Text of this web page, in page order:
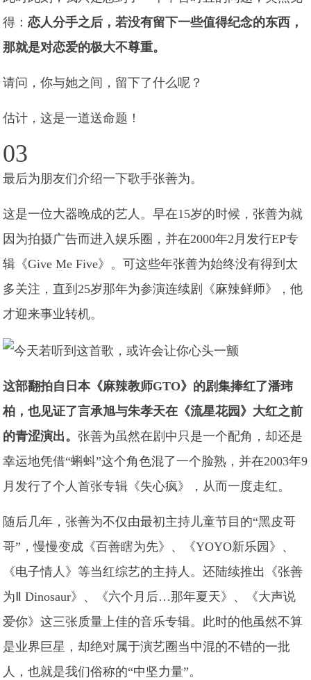
得：恋人分手之后，若没有留下一些值得纪念的东西，
那就是对恋爱的极大不尊重。
请问，你与她之间，留下了什么呢？
估计，这是一道送命题！
03
最后为朋友们介绍一下歌手张善为。
这是一位大器晚成的艺人。早在15岁的时候，张善为就
因为拍摄广告而进入娱乐圈，并在2000年2月发行EP专
辑《Give Me Five》。可这些年张善为始终没有得到太
多关注，直到25岁那年为参演连续剧《麻辣鲜师》，他
才迎来事业转机。
这部翻拍自日本《麻辣教师GTO》的剧集捧红了潘玮
柏，也见证了言承旭与朱孝天在《流星花园》大红之前
的青涩演出。张善为虽然在剧中只是一个配角，却还是
幸运地凭借“蝌蚪”这个角色混了一个脸熟，并在2003年9
月发行了个人首张专辑《失心疯》，从而一度走红。
随后几年，张善为不仅由最初主持儿童节目的“黑皮哥
哥”，慢慢变成《百善瞎为先》、《YOYO新乐园》、
《电子情人》等当红综艺的主持人。还陆续推出《张善
为Ⅱ Dinosaur》、《六个月后…那年夏天》、《大声说
爱你》这三张质量上佳的音乐专辑。此时的他虽然不算
是业界巨星，却绝对属于演艺圈当中混的不错的一批
人，也就是我们俗称的“中坚力量”。